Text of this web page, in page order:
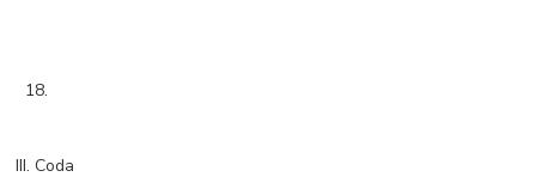
18.
III. Coda